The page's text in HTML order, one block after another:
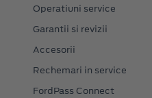
Operatiuni service
Garantii si revizii
Accesorii
Rechemari in service
FordPass Connect